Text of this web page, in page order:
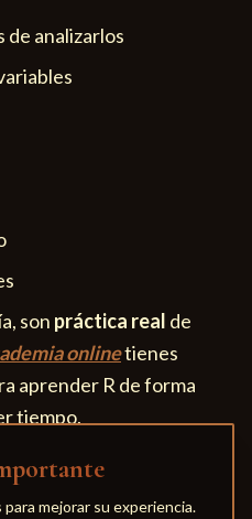
de analizarlos
son práctica real de
onlinetienes
aprender R de forma
tiempo.
mejorar su experiencia.